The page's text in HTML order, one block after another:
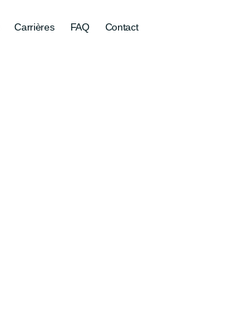
Carrières FAQ Contact